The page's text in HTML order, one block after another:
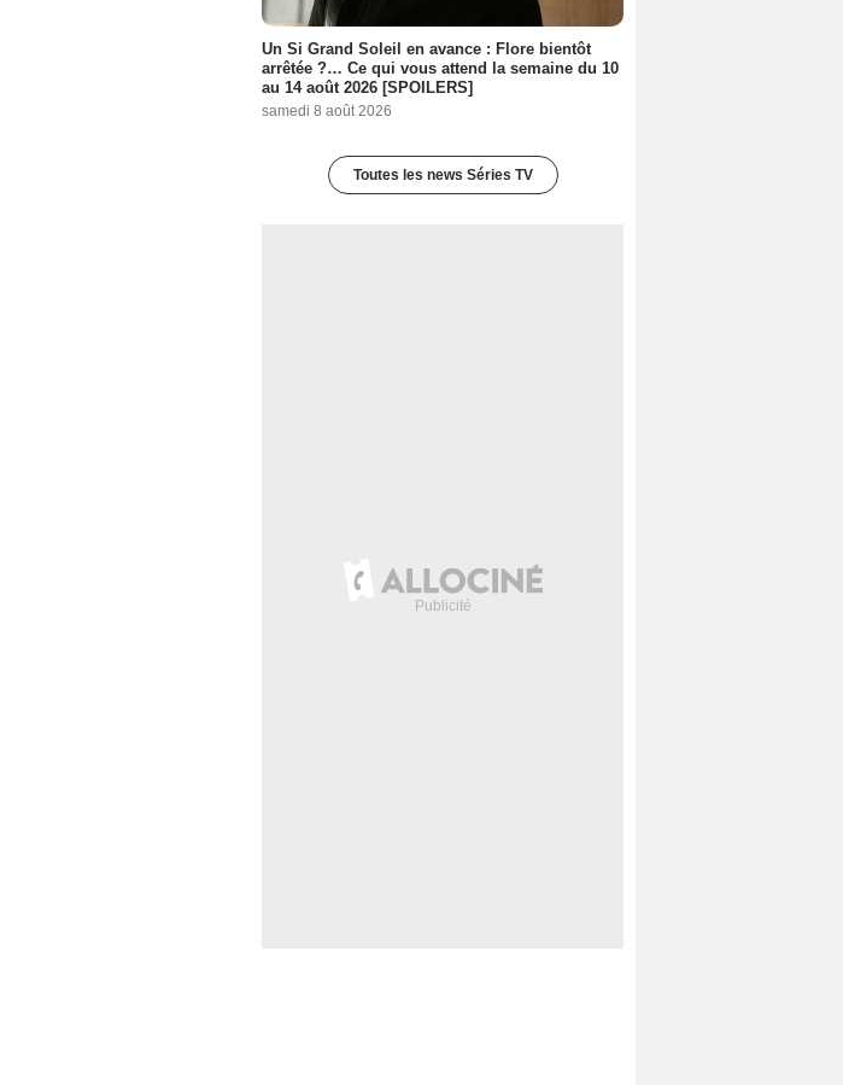
Un Si Grand Soleil en avance : Flore bientôt
arrêtée ?… Ce qui vous attend la semaine du 10
au 14 août 2026 [SPOILERS]
samedi 8 août 2026
Toutes les news Séries TV